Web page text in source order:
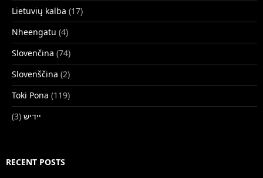
Lietuvių kalba (17)
Nheengatu (4)
Slovenčina (74)
Slovenščina (2)
Toki Pona (119)
ייִדיש (3)
RECENT POSTS